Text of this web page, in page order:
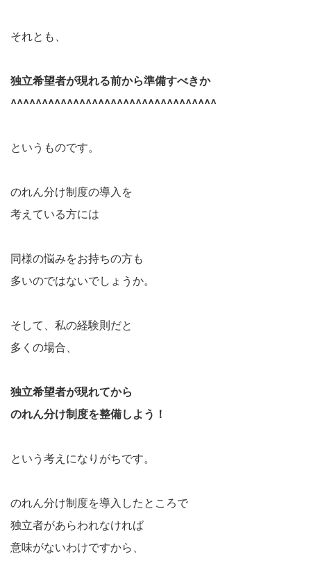
それとも、
独立希望者が現れる前から準備すべきか
^^^^^^^^^^^^^^^^^^^^^^^^^^^^^^^^^
というものです。
のれん分け制度の導入を
考えている方には
同様の悩みをお持ちの方も
多いのではないでしょうか。
そして、私の経験則だと
多くの場合、
独立希望者が現れてから
のれん分け制度を整備しよう！
という考えになりがちです。
のれん分け制度を導入したところで
独立者があらわれなければ
意味がないわけですから、